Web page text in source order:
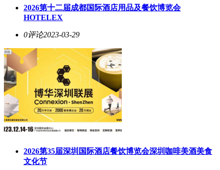
2026第十二届成都国际酒店用品及餐饮博览会
HOTELEX
0评论2023-03-29
2026第35届深圳国际酒店餐饮博览会深圳咖啡美酒美食
文化节